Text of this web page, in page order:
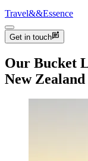
Travel&&Essence
Get in touch
Our Bucket
New Zealand